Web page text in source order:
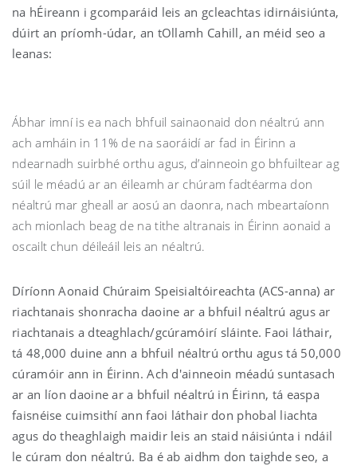
na hÉireann i gcomparáid leis an gcleachtas idirnáisiúnta,
dúirt an príomh-údar, an tOllamh Cahill, an méid seo a
leanas:
Ábhar imní is ea nach bhfuil sainaonaid don néaltrú ann
ach amháin in 11% de na saoráidí ar fad in Éirinn a
ndearnadh suirbhé orthu agus, d’ainneoin go bhfuiltear ag
súil le méadú ar an éileamh ar chúram fadtéarma don
néaltrú mar gheall ar aosú an daonra, nach mbeartaíonn
ach mionlach beag de na tithe altranais in Éirinn aonaid a
oscailt chun déileáil leis an néaltrú.
Díríonn Aonaid Chúraim Speisialtóireachta (ACS-anna) ar
riachtanais shonracha daoine ar a bhfuil néaltrú agus ar
riachtanais a dteaghlach/gcúramóirí sláinte. Faoi láthair,
tá 48,000 duine ann a bhfuil néaltrú orthu agus tá 50,000
cúramóir ann in Éirinn. Ach d'ainneoin méadú suntasach
ar an líon daoine ar a bhfuil néaltrú in Éirinn, tá easpa
faisnéise cuimsithí ann faoi láthair don phobal liachta
agus do theaghlaigh maidir leis an staid náisiúnta i ndáil
le cúram don néaltrú. Ba é ab aidhm don taighde seo, a